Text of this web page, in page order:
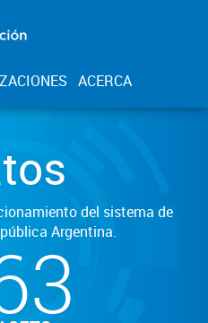
ACERCA
del sistema de
Argentina.